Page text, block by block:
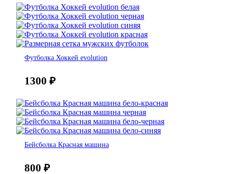
Футболка Хоккей evolution
1300 ₽
Бейсболка Красная машина
800 ₽